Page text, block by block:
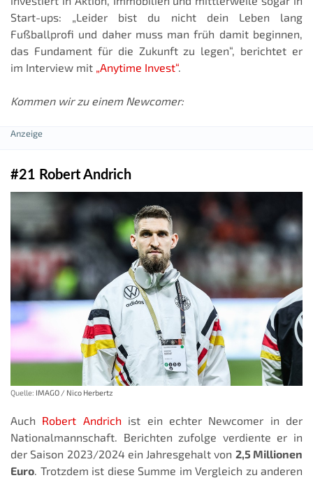
Start-ups: „Leider bist du nicht dein Leben lang
Fußballprofi und daher muss man früh damit beginnen,
das Fundament für die Zukunft zu legen“, berichtet er
im Interview mit „Anytime Invest“.
Kommen wir zu einem Newcomer:
#21 Robert Andrich
Quelle: IMAGO / Nico Herbertz
Auch Robert Andrichist ein echter Newcomer in der
Nationalmannschaft. Berichten zufolge verdiente er in
der Saison 2023/2024 ein Jahresgehalt von 2,5 Millionen
Euro. Trotzdem ist diese Summe im Vergleich zu anderen